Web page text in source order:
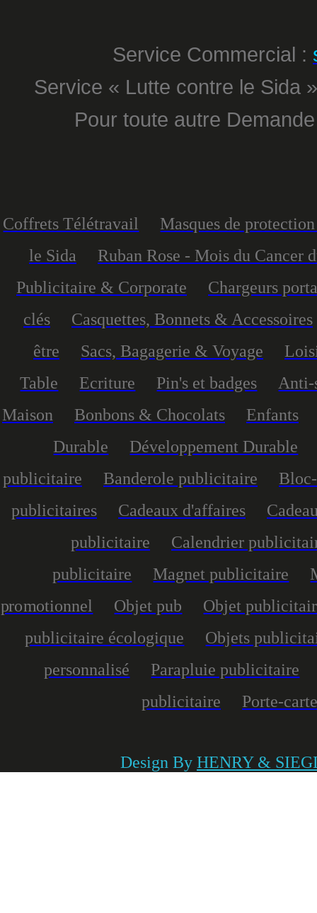
Service Commercial :
Service « Lutte contre le Sida
Pour toute autre
Coffrets Télétravail
Masques de
le Sida
Ruban Rose - Mois du Cancer
Publicitaire & Corporate
Chargeurs
clés
Casquettes, Bonnets & Accessoires
être
Sacs, Bagagerie & Voyage
Table
Ecriture Pin's et badges
Anti-
Maison
Bonbons & Chocolats
Enfants
Durable
Développement Durable
publicitaire
Banderole publicitaire
publicitaires
Cadeaux d'affaires
publicitaire
Calendrier
publicitaire
Magnet publicitaire
promotionnel
Objet pub
Objet
publicitaire écologique
Objets
personnalisé
Parapluie publicitaire
publicitaire
Porte-
Design By HENRY &